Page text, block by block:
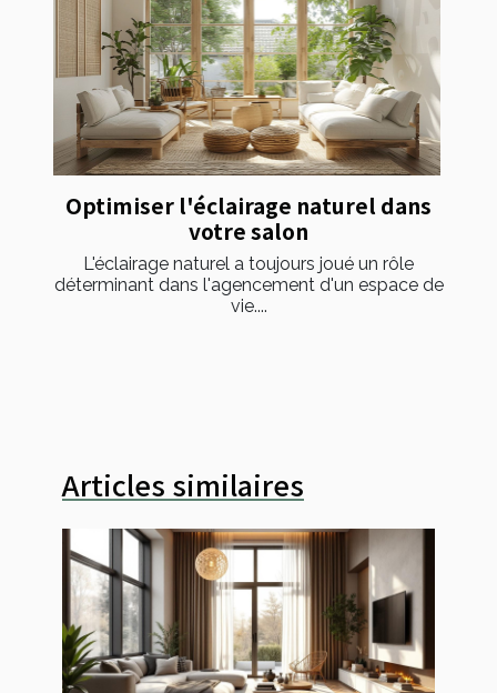
Optimiser l'éclairage naturel dans
votre salon
L'éclairage naturel a toujours joué un rôle
déterminant dans l'agencement d'un espace de
vie....
Articles similaires